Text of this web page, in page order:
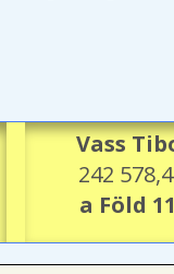
Vass
242
a Föld